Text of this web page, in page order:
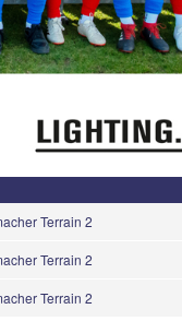
Terrain 2
Terrain 2
Terrain 2